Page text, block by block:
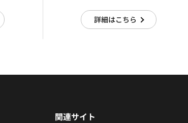
詳細はこちら
関連サイト